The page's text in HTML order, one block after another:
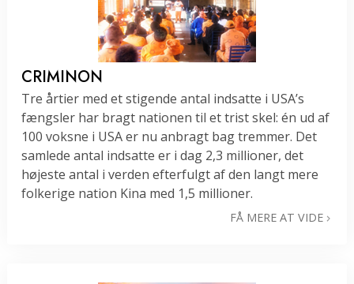
CRIMINON
Tre årtier med et stigende antal indsatte i USA’s
fængsler har bragt nationen til et trist skel: én ud af
100 voksne i USA er nu anbragt bag tremmer. Det
samlede antal indsatte er i dag 2,3 millioner, det
højeste antal i verden efterfulgt af den langt mere
folkerige nation Kina med 1,5 millioner.
FÅ MERE AT VIDE